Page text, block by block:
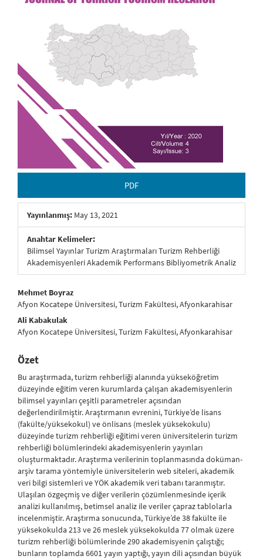
PDF
Yayınlanmış: May 13, 2021
Anahtar Kelimeler:
Bilimsel Yayınlar Turizm Araştırmaları Turizm Rehberliği
Akademisyenleri Akademik Performans Bibliyometrik Analiz
##plugins.themes.bootstrap3.article.main##
Mehmet Boyraz
Afyon Kocatepe Üniversitesi, Turizm Fakültesi, Afyonkarahisar
Ali Kabakulak
Afyon Kocatepe Üniversitesi, Turizm Fakültesi, Afyonkarahisar
Özet
Bu araştırmada, turizm rehberliği alanında yükseköğretim
düzeyinde eğitim veren kurumlarda çalışan akademisyenlerin
bilimsel yayınları çeşitli parametreler açısından
değerlendirilmiştir. Araştırmanın evrenini, Türkiye’de lisans
(fakülte/yüksekokul) ve önlisans (meslek yüksekokulu)
düzeyinde turizm rehberliği eğitimi veren üniversitelerin turizm
rehberliği bölümlerindeki akademisyenlerin yayınları
oluşturmaktadır. Araştırma verilerinin toplanmasında doküman-
arşiv tarama yöntemiyle üniversitelerin web siteleri, akademik
veri bilgi sistemleri ve YÖK akademik veri tabanı taranmıştır.
Ulaşılan özgeçmiş ve diğer verilerin çözümlenmesinde içerik
analizi kullanılmış, betimsel analiz ile veriler çapraz tablolarla
incelenmiştir. Araştırma sonucunda, Türkiye’de 38 fakülte ile
yüksekokulda 213 ve 26 meslek yüksekokulda 77 olmak üzere
turizm rehberliği bölümlerinde 290 akademisyenin çalıştığı;
bunların toplamda 6601 yayın yaptığı, yayın dili açısından büyük